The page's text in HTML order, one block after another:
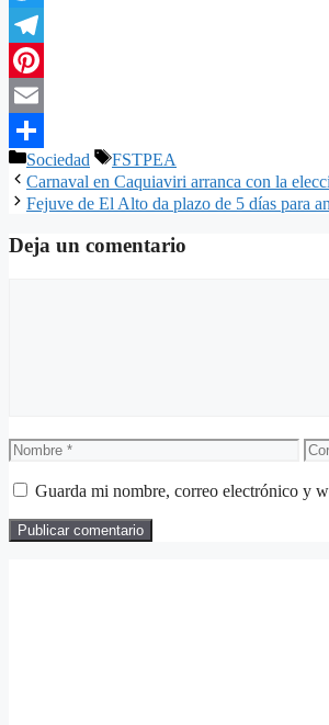
Twitter
Telegram
Pinterest
Email
Compartir
Categorías
Sociedad Etiquetas
FSTPEA
Carnaval en Caquiaviri arranca con la
Fejuve de El Alto da plazo de 5 días para
Deja un comentario
Nombre
Guarda mi nombre, correo electrónico y